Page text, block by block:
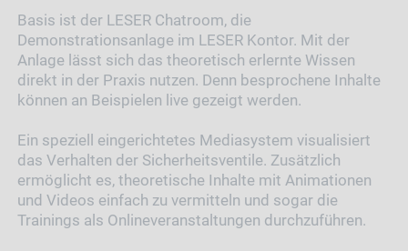
Basis ist der LESER Chatroom, die
Demonstrationsanlage im LESER Kontor. Mit der
Anlage lässt sich das theoretisch erlernte Wissen
direkt in der Praxis nutzen. Denn besprochene Inhalte
können an Beispielen live gezeigt werden.
Ein speziell eingerichtetes Mediasystem visualisiert
das Verhalten der Sicherheitsventile. Zusätzlich
ermöglicht es, theoretische Inhalte mit Animationen
und Videos einfach zu vermitteln und sogar die
Trainings als Onlineveranstaltungen durchzuführen.